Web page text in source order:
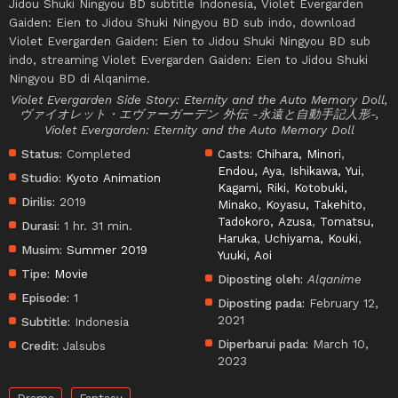
Jidou Shuki Ningyou BD subtitle Indonesia, Violet Evergarden
Gaiden: Eien to Jidou Shuki Ningyou BD sub indo, download
Violet Evergarden Gaiden: Eien to Jidou Shuki Ningyou BD sub
indo, streaming Violet Evergarden Gaiden: Eien to Jidou Shuki
Ningyou BD di Alqanime.
Violet Evergarden Side Story: Eternity and the Auto Memory Doll,
ヴァイオレット・エヴァーガーデン 外伝 -永遠と自動手記人形-,
Violet Evergarden: Eternity and the Auto Memory Doll
Status: Completed
Studio: Kyoto Animation
Dirilis: 2019
Durasi: 1 hr. 31 min.
Musim: Summer 2019
Tipe: Movie
Episode: 1
Subtitle: Indonesia
Credit: Jalsubs
Casts: Chihara, Minori,
Endou, Aya, Ishikawa, Yui,
Kagami, Riki, Kotobuki,
Minako, Koyasu, Takehito,
Tadokoro, Azusa, Tomatsu,
Haruka,Uchiyama, Kouki,
Yuuki, Aoi
Diposting oleh: Alqanime
Diposting pada: February 12,
2021
Diperbarui pada: March 10,
2023